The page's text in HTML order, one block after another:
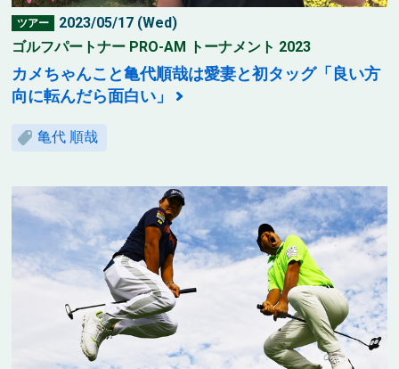
ツアー
2023/05/17 (Wed)
ゴルフパートナー PRO-AM トーナメント 2023
カメちゃんこと亀代順哉は愛妻と初タッグ「良い方
向に転んだら面白い」
亀代 順哉